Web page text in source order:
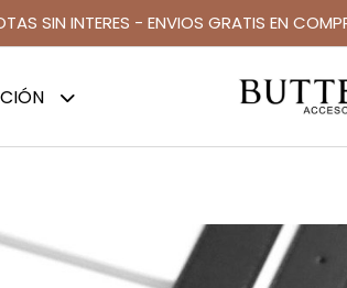
SIN INTERES - ENVIOS GRATIS EN